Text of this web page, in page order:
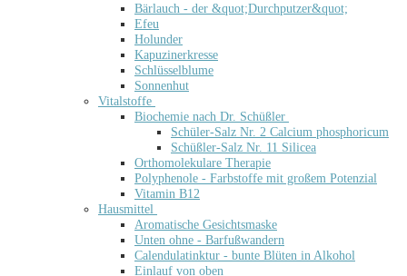
Bärlauch - der &quot;Durchputzer&quot;
Efeu
Holunder
Kapuzinerkresse
Schlüsselblume
Sonnenhut
Vitalstoffe
Biochemie nach Dr. Schüßler
Schüler-Salz Nr. 2 Calcium phosphoricum
Schüßler-Salz Nr. 11 Silicea
Orthomolekulare Therapie
Polyphenole - Farbstoffe mit großem Potenzial
Vitamin B12
Hausmittel
Aromatische Gesichtsmaske
Unten ohne - Barfußwandern
Calendulatinktur - bunte Blüten in Alkohol
Einlauf von oben